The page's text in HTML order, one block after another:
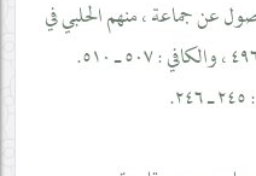
عن جماعة ، منهم الحلبي في